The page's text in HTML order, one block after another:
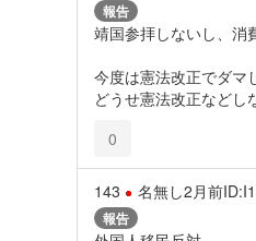
報告
靖国参拝しないし、消
今度は憲法改正でダマ
どうせ憲法改正などし
0
143 名無し2月前
報告